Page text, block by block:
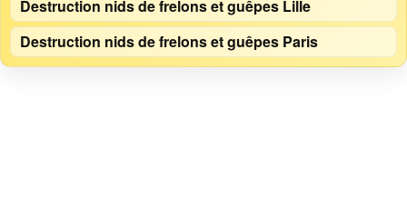
Destruction nids de frelons et guêpes Lille
Destruction nids de frelons et guêpes Paris